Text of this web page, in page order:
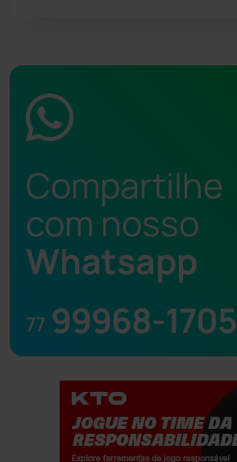
Compartilhe
com nosso
Whatsapp
77 99968-1705